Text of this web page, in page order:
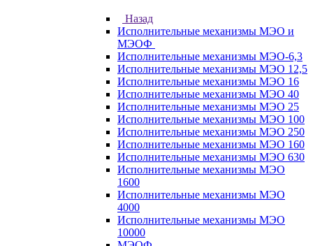
Назад
Исполнительные механизмы МЭО и
МЭОФ
Исполнительные механизмы МЭО-6,3
Исполнительные механизмы МЭО 12,5
Исполнительные механизмы МЭО 16
Исполнительные механизмы МЭО 40
Исполнительные механизмы МЭО 25
Исполнительные механизмы МЭО 100
Исполнительные механизмы МЭО 250
Исполнительные механизмы МЭО 160
Исполнительные механизмы МЭО 630
Исполнительные механизмы МЭО
1600
Исполнительные механизмы МЭО
4000
Исполнительные механизмы МЭО
10000